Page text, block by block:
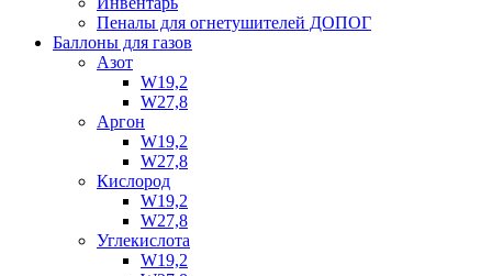
Пеналы для огнетушителей ДОПОГ
Баллоны для газов
Азот
W19,2
W27,8
Аргон
W19,2
W27,8
Кислород
W19,2
W27,8
Углекислота
W19,2